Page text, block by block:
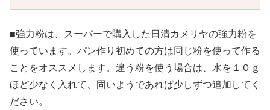
■強力粉は、スーパーで購入した日清カメリヤの強力粉を
使っています。パン作り初めての方は同じ粉を使って作る
ことをオススメします。違う粉を使う場合は、水を１０ｇ
ほど少なく入れて、固いようであれば少しずつ追加してく
ださい。